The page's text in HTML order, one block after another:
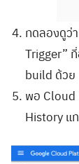
ทดลองดูว่
Trigger”
build ด้วย
พอ Cloud
History แ